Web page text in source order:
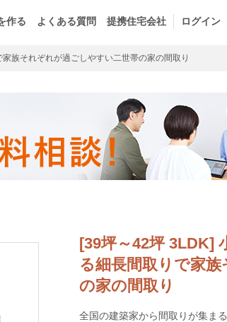
作る よくある質問 提携住宅会社 ログイン
族それぞれが過ごしやすい二世帯の家の間取り
[39坪～42坪 3LDK]
る細長間取りで家
の家の間取り
全国の建築家から間取りが集ま